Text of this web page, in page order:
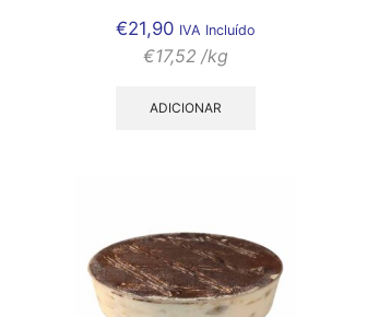
€21,90 IVA Incluído
€17,52 /kg
ADICIONAR